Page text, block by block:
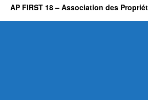
AP FIRST 18 – Association des